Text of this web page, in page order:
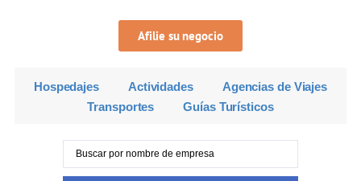
Afilie su negocio
Hospedajes Actividades
Agencias de Viajes
Transportes
Guías Turísticos